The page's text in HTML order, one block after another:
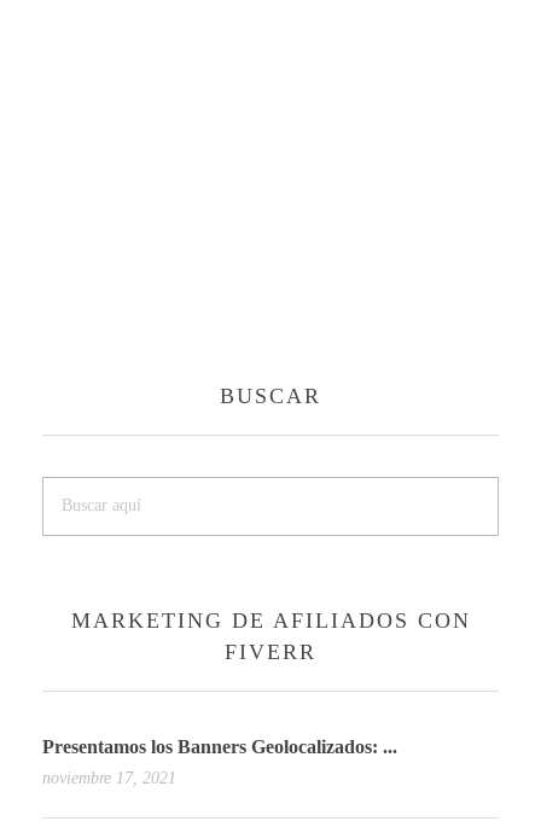
BUSCAR
MARKETING DE AFILIADOS CON
FIVERR
Presentamos los Banners Geolocalizados: ...
noviembre 17, 2021